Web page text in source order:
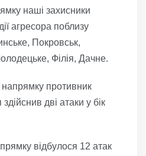
наші захисники
агресора поблизу
Покровськ,
Філія, Дачне.
противник
дві атаки у бік
відбулося 12 атак